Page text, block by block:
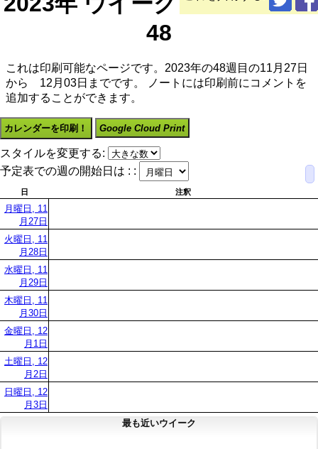
48
これは印刷可能なページです。2023年の48週目の11月27日
から 12月03日までです。 ノートには印刷前にコメントを
追加することができます。
カレンダーを印刷！ Google Cloud Print
スタイルを変更する:
予定表での週の開始日は : :
日 注釈
月曜日, 11
月27日
火曜日, 11
月28日
水曜日, 11
月29日
木曜日, 11
月30日
金曜日, 12
月1日
土曜日, 12
月2日
日曜日, 12
月3日
最も近いウイーク